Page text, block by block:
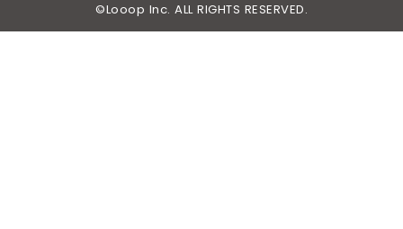
©Looop Inc. ALL RIGHTS RESERVED.